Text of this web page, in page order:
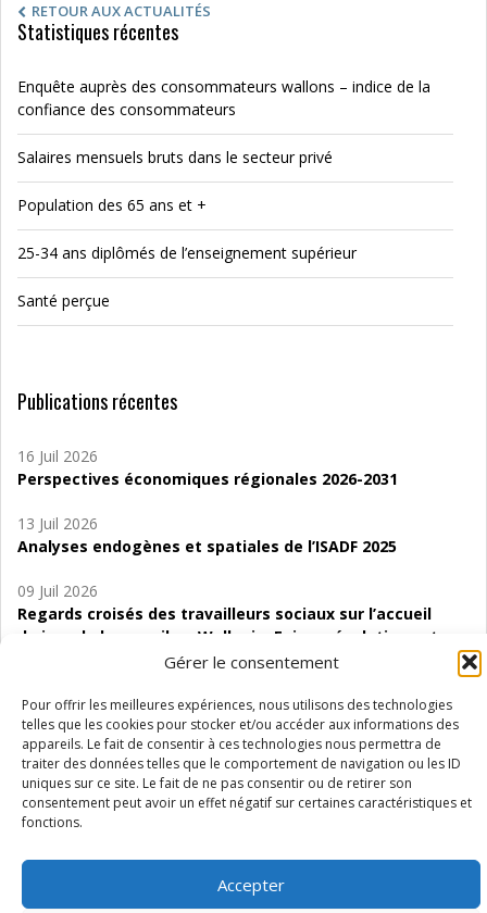
Gérer le consentement
Pour offrir les meilleures expériences, nous utilisons des technologies
telles que les cookies pour stocker et/ou accéder aux informations des
appareils. Le fait de consentir à ces technologies nous permettra de
traiter des données telles que le comportement de navigation ou les ID
uniques sur ce site. Le fait de ne pas consentir ou de retirer son
consentement peut avoir un effet négatif sur certaines caractéristiques et
fonctions.
Accepter
RETOUR AUX ACTUALITÉS
Statistiques récentes
Enquête auprès des consommateurs wallons – indice de la
confiance des consommateurs
Salaires mensuels bruts dans le secteur privé
Population des 65 ans et +
25-34 ans diplômés de l’enseignement supérieur
Santé perçue
Publications récentes
16 Juil 2026
Perspectives économiques régionales 2026-2031
13 Juil 2026
Analyses endogènes et spatiales de l’ISADF 2025
09 Juil 2026
Regards croisés des travailleurs sociaux sur l’accueil
de jour de bas seuil en Wallonie. Enjeux, évolutions et
06 Juil 2026
Étude d’évaluabilité des Structures
d’accompagnement à l’autocréation d’emploi (SAACE)
01 Juil 2026
Pénurie du personnel infirmier :quels indicateurs
Wallonie ?